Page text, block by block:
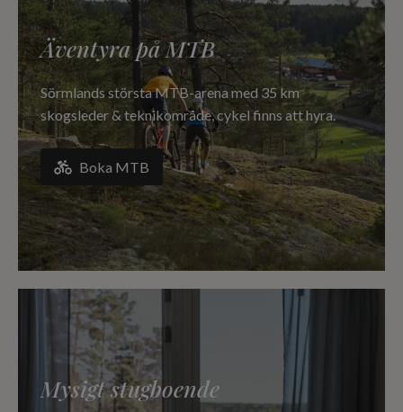
Äventyra på MTB
Sörmlands största MTB-arena med 35 km
skogsleder & teknikområde, cykel finns att hyra.
Boka MTB
Mysigt stugboende